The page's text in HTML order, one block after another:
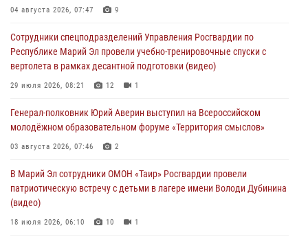
04 августа 2026, 06:06 2
Генерал-полковник Юрий Аверин выступил на Всероссийском
молодёжном образовательном форуме «Территория смыслов»
03 августа 2026, 07:46
празднования Дня ВДВ и проведения матчевого турнира на Кубок
Раимкуля Малахбекова
03 августа 2026, 06:52 7
Центральная войсковая комендатура Росгвардии отмечает день
образования 2 августа
02 августа 2026, 11:44
04 августа 2026, 07:47 9
Сотрудники спецподразделений Управления Росгвардии по
Республике Марий Эл провели учебно-тренировочные спуски с
вертолета в рамках десантной подготовки (видео)
29 июля 2026, 08:21 12 1
Генерал-полковник Юрий Аверин выступил на Всероссийском
молодёжном образовательном форуме «Территория смыслов»
03 августа 2026, 07:46 2
В Марий Эл сотрудники ОМОН «Таир» Росгвардии провели
патриотическую встречу с детьми в лагере имени Володи Дубинина
(видео)
18 июля 2026, 06:10 10 1